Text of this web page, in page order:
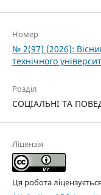
Номер
№ 2(97) (2026):
технічного
Розділ
СОЦІАЛЬНІ ТА
Ліцензія
Ця робота